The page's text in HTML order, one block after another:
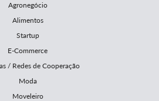
Agronegócio
Alimentos
Startup
E-Commerce
/ Redes de Cooperação
Moda
Moveleiro